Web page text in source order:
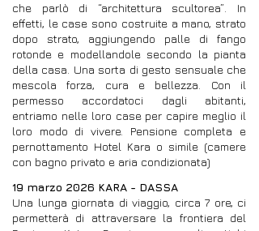
che parlò di “architettura scultorea”. In
effetti, le case sono costruite a mano, strato
dopo strato, aggiungendo palle di fango
rotonde e modellandole secondo la pianta
della casa. Una sorta di gesto sensuale che
mescola forza, cura e bellezza. Con il
permesso accordatoci dagli abitanti,
entriamo nelle loro case per capire meglio il
loro modo di vivere. Pensione completa e
pernottamento Hotel Kara o simile (camere
con bagno privato e aria condizionata)
19 marzo 2026 KARA - DASSA
Una lunga giornata di viaggio, circa 7 ore, ci
permetterà di attraversare la frontiera del